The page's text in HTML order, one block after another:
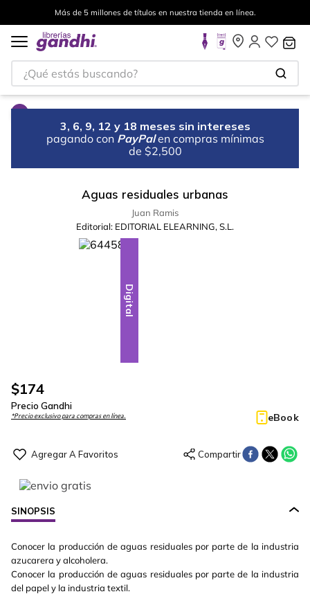
Más de 5 millones de títulos en nuestra tienda en línea.
¿Qué estás buscando?
3, 6, 9, 12 y 18 meses sin intereses
pagando con PayPal en compras mínimas
de $2,500
Aguas residuales urbanas
Juan Ramis
Editorial: EDITORIAL ELEARNING, S.L.
Digital
$174
Precio Gandhi
*Precio exclusivo para compras en línea. eBook
SINOPSIS
Conocer la producción de aguas residuales por parte de la industria
azucarera y alcoholera.
Conocer la producción de aguas residuales por parte de la industria
del papel y la industria textil.